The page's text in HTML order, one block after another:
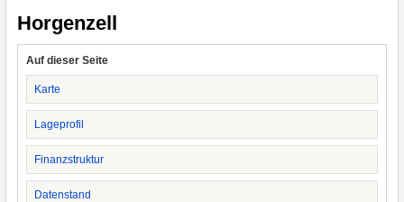
Horgenzell
Auf dieser Seite
Karte
Lageprofil
Finanzstruktur
Datenstand